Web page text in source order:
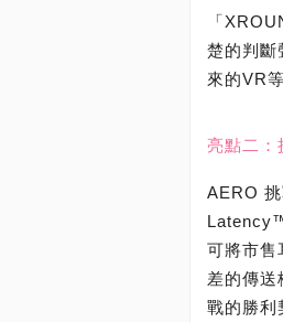
「
楚的判斷
來的VR
亮點二：
AERO
可將市售
差的傳送
戰的勝